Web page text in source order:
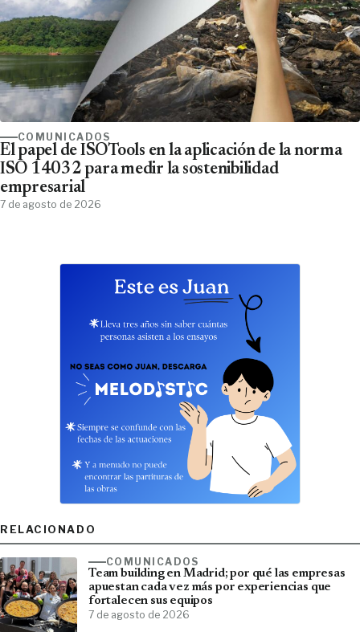
COMUNICADOS
El papel de ISOTools en la aplicación de la norma
ISO 14032 para medir la sostenibilidad
empresarial
7 de agosto de 2026
RELACIONADO
COMUNICADOS
Team building en Madrid; por qué las empresas
apuestan cada vez más por experiencias que
fortalecen sus equipos
7 de agosto de 2026